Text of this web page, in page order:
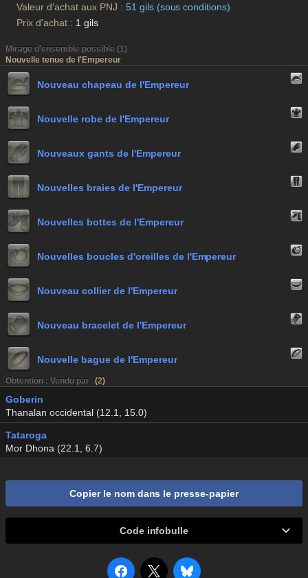
Valeur d'achat aux PNJ : 51 gils (sous conditions)
Prix d'achat : 1 gils
Mirage d'ensemble possible (1)
Nouvelle tenue de l'Empereur
Nouveau chapeau de l'Empereur
Nouvelle robe de l'Empereur
Nouveaux gants de l'Empereur
Nouvelles braies de l'Empereur
Nouvelles bottes de l'Empereur
Nouvelles boucles d'oreilles de l'Empereur
Nouveau collier de l'Empereur
Nouveau bracelet de l'Empereur
Nouvelle bague de l'Empereur
Obtention : Vendu par (2)
Goberin
Thanalan occidental (12.1, 15.0)
Tataroga
Mor Dhona (22.1, 6.7)
Copier le nom dans le presse-papier
Code infobulle